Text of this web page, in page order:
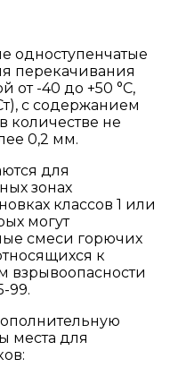
одноступенчатые
перекачивания
от -40 до +50 °С,
с содержанием
количестве не
0,2 мм.
для
зонах
классов 1 или
могут
смеси горючих
к
взрывоопасности
99.
места для